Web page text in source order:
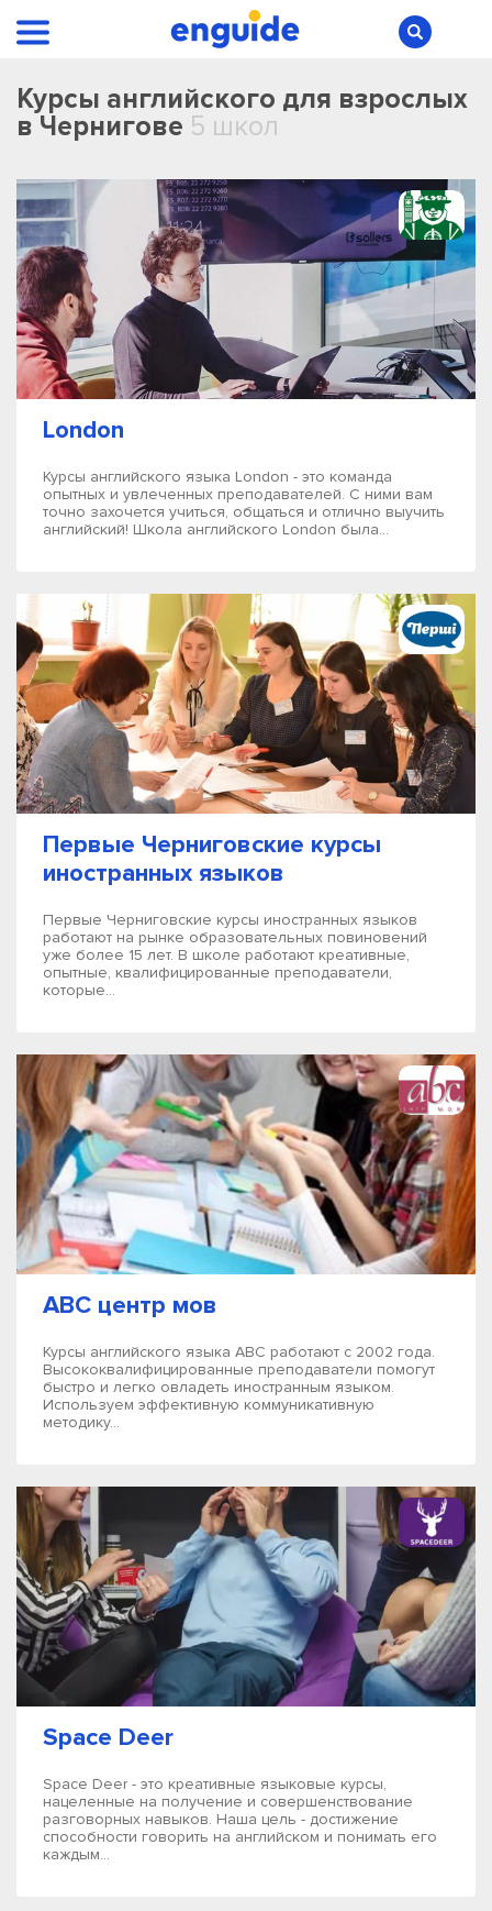
Курсы английского для взрослых
в Чернигове 5 школ
London
Курсы английского языка London - это команда
опытных и увлеченных преподавателей. С ними вам
точно захочется учиться, общаться и отлично выучить
английский! Школа английского London была...
Первые Черниговские курсы
иностранных языков
Первые Черниговские курсы иностранных языков
работают на рынке образовательных повиновений
уже более 15 лет. В школе работают креативные,
опытные, квалифицированные преподаватели,
которые...
ABC центр мов
Курсы английского языка АВС работают с 2002 года.
Высококвалифицированные преподаватели помогут
быстро и легко овладеть иностранным языком.
Используем эффективную коммуникативную
методику...
Space Deer
Space Deer - это креативные языковые курсы,
нацеленные на получение и совершенствование
разговорных навыков. Наша цель - достижение
способности говорить на английском и понимать его
каждым...